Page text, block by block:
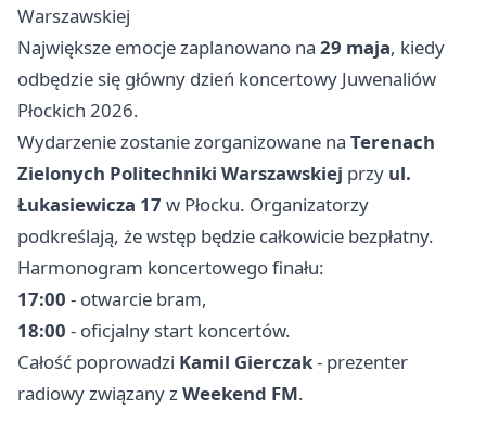
Warszawskiej
Największe emocje zaplanowano na 29 maja, kiedy
odbędzie się główny dzień koncertowy Juwenaliów
Płockich 2026.
Wydarzenie zostanie zorganizowane na Terenach
Zielonych Politechniki Warszawskiej przy ul.
Łukasiewicza 17 w Płocku. Organizatorzy
podkreślają, że wstęp będzie całkowicie bezpłatny.
Harmonogram koncertowego finału:
17:00 - otwarcie bram,
18:00 - oficjalny start koncertów.
Całość poprowadzi Kamil Gierczak- prezenter
radiowy związany zWeekend FM.